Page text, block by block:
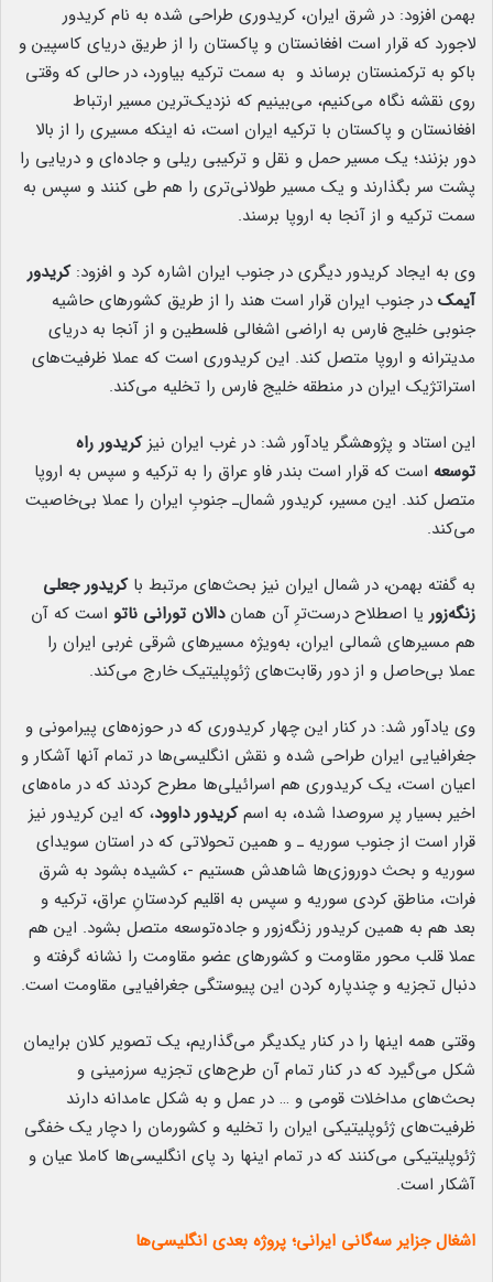
بهمن افزود: در شرق ایران، کریدوری طراحی شده به نام کریدور
لاجورد که قرار است افغانستان و پاکستان را از طریق دریای کاسپین و
باکو به ترکمنستان برساند و به سمت ترکیه بیاورد، در حالی که وقتی
روی نقشه نگاه می‌کنیم، می‌بینیم که نزدیک‌ترین مسیر ارتباط
افغانستان و پاکستان با ترکیه ایران است، نه اینکه مسیری را از بالا
دور بزنند؛ یک مسیر حمل و نقل و ترکیبی ریلی و جاده‌ای و دریایی را
پشت سر بگذارند و یک مسیر طولانی‌تری را هم طی کنند و سپس به
سمت ترکیه و از آنجا به اروپا برسند.
وی به ایجاد کریدور دیگری در جنوب ایران اشاره کرد و افزود:کریدور
آیمک در جنوب ایران قرار است هند را از طریق کشورهای حاشیه
جنوبی خلیج فارس به اراضی اشغالی فلسطین و از آنجا به دریای
مدیترانه و اروپا متصل کند. این کریدوری است که عملا ظرفیت‌های
استراتژیک ایران در منطقه خلیج فارس را تخلیه می‌کند.
این استاد و پژوهشگر یادآور شد: در غرب ایران نیزکریدور راه
توسعه است که قرار است بندر فاو عراق را به ترکیه و سپس به اروپا
متصل کند. این مسیر، کریدور شمال‌ـ جنوبِ ایران را عملا بی‌خاصیت
می‌کند.
به گفته بهمن، در شمال ایران نیز بحث‌های مرتبط باکریدور جعلی
زنگه‌زور یا اصطلاح درست‌ترِ آن هماندالان تورانی ناتو است که آن
هم مسیرهای شمالی ایران، به‌ویژه مسیرهای شرقی غربی ایران را
عملا بی‌حاصل و از دور رقابت‌های ژئوپلیتیک خارج می‌کند.
وی یادآور شد: در کنار این چهار کریدوری که در حوزه‌های پیرامونی و
جغرافیایی ایران طراحی شده و نقش انگلیسی‌ها در تمام آنها آشکار و
اعیان است، یک کریدوری هم اسرائیلی‌ها مطرح کردند که در ماه‌های
اخیر بسیار پر سروصدا شده، به اسمکریدور داوود، که این کریدور نیز
قرار است از جنوب سوریه ـ و همین تحولاتی که در استان سویدای
سوریه و بحث دوروزی‌ها شاهدش هستیم -، کشیده بشود به شرق
فرات، مناطق کردی سوریه و سپس به اقلیم کردستانِ عراق، ترکیه و
بعد هم به همین کریدور زنگه‌زور و جاده‌توسعه متصل بشود. این هم
عملا قلب محور مقاومت و کشورهای عضو مقاومت را نشانه گرفته و
دنبال تجزیه و چندپاره کردن این پیوستگی جغرافیایی مقاومت است.
وقتی همه اینها را در کنار یکدیگر می‌گذاریم، یک تصویر کلان برایمان
شکل می‌گیرد که در کنار تمام آن طرح‌های تجزیه سرزمینی و
بحث‌های مداخلات قومی و … در عمل و به شکل عامدانه دارند
ظرفیت‌های ژئوپلیتیکی ایران را تخلیه و کشورمان را دچار یک خفگی
ژئوپلیتیکی می‌کنند که در تمام اینها رد پای انگلیسی‌ها کاملا عیان و
آشکار است.
اشغال جزایر سه‌گانی ایرانی؛ پروژه بعدی انگلیسی‌ها